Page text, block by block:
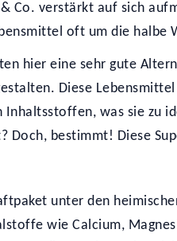
Co. verstärkt auf sich
oft um die halbe
hier eine sehr gute
Diese
Inhaltsstoffen, was sie zu
Doch, bestimmt! Diese
unter den
wie Calcium,